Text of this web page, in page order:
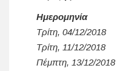
Ημερομηνία
Τρίτη, 04/12/2018
Τρίτη, 11/12/2018
Πέμπτη, 13/12/2018